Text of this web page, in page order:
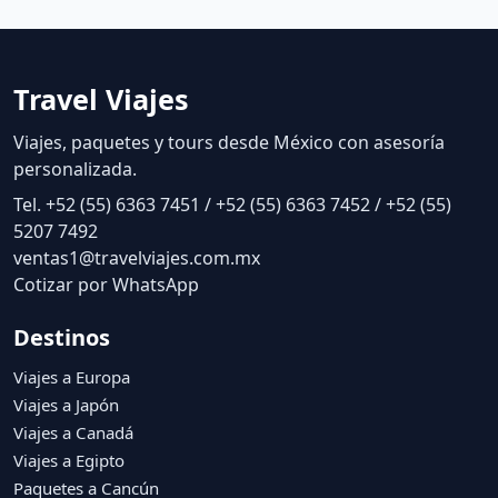
Travel Viajes
Viajes, paquetes y tours desde México con asesoría
personalizada.
Tel. +52 (55) 6363 7451 / +52 (55) 6363 7452 / +52 (55)
5207 7492
ventas1@travelviajes.com.mx
Cotizar por WhatsApp
Destinos
Viajes a Europa
Viajes a Japón
Viajes a Canadá
Viajes a Egipto
Paquetes a Cancún